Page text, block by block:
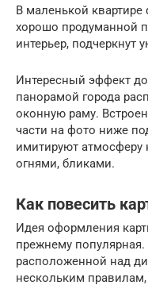
В маленькой
хорошо продуманной
интерьер, подчеркнут
Интересный эффект
панорамой города
оконную раму.
части на фото ниже
имитируют атмосферу
огнями, бликами.
Как повесить
Идея оформления
прежнему
расположенной над
нескольким